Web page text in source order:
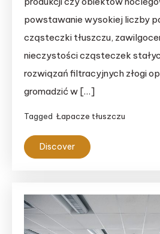
powstawanie wysokiej liczby
cząsteczki tłuszczu,
nieczystości cząsteczek
rozwiązań filtracyjnych złogi
gromadzić w […]
Tagged Łapacze tłuszczu
Discover